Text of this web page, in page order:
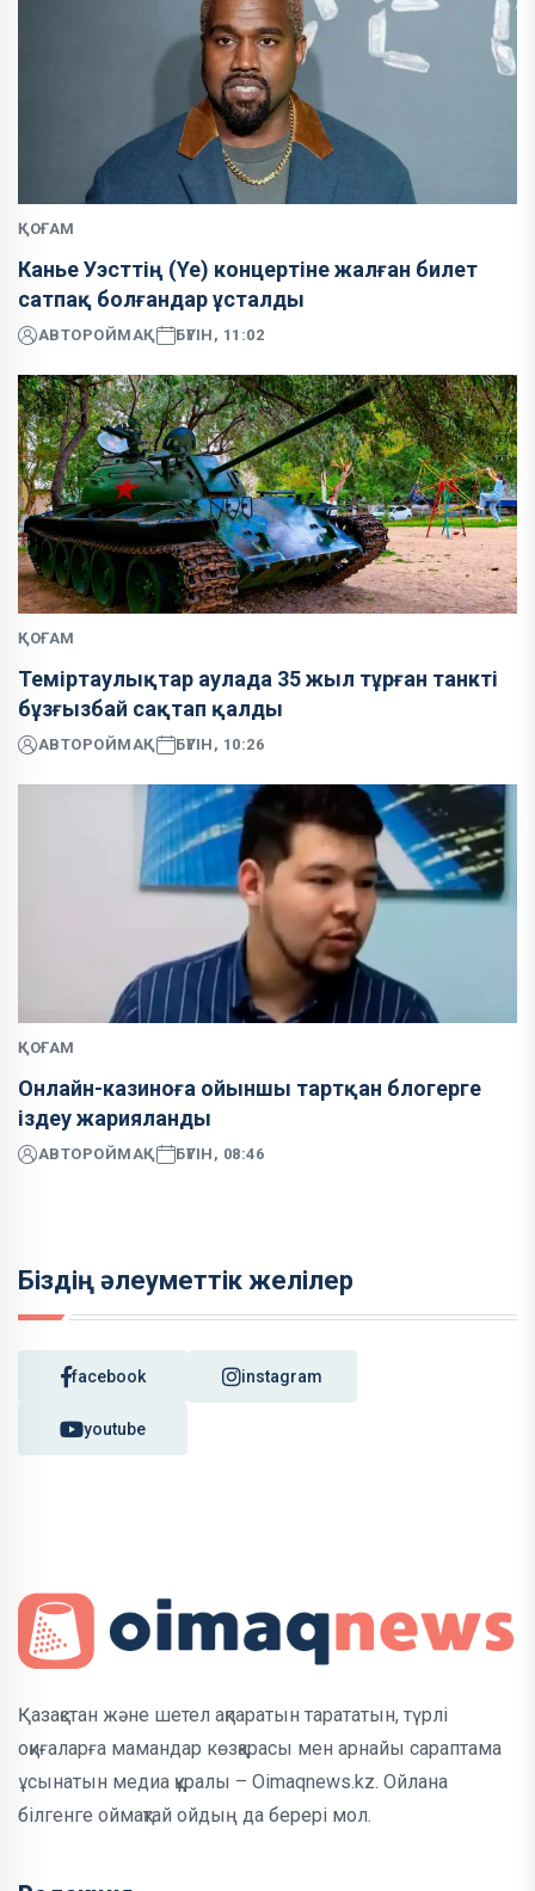
ҚОҒАМ
Канье Уэсттің (Ye) концертіне жалған билет
сатпақ болғандар ұсталды
АВТОРОЙМАҚ БҮГІН, 11:02
ҚОҒАМ
Теміртаулықтар аулада 35 жыл тұрған танкті
бұзғызбай сақтап қалды
АВТОРОЙМАҚ БҮГІН, 10:26
ҚОҒАМ
Онлайн-казиноға ойыншы тартқан блогерге
іздеу жарияланды
АВТОРОЙМАҚ БҮГІН, 08:46
Біздің әлеуметтік желілер
facebook instagram
youtube
Қазақстан және шетел ақпаратын тарататын, түрлі
оқиғаларға мамандар көзқарасы мен арнайы сараптама
ұсынатын медиа құралы – Oimaqnews.kz. Ойлана
білгенге оймақтай ойдың да берері мол.